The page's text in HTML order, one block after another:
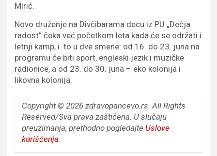
Mirić.
Novo druženje na Divčibarama decu iz PU „Dečja
radost” čeka već početkom leta kada će se održati i
letnji kamp, i to u dve smene: od 16. do 23. juna na
programu će biti sport, engleski jezik i muzičke
radionice, a od 23. do 30. juna – eko kolonija i
likovna kolonija.
Copyright © 2026 zdravopancevo.rs. All Rights
Reserved/Sva prava zaštićena. U slučaju
preuzimanja, prethodno pogledajte Uslove
korišćenja.